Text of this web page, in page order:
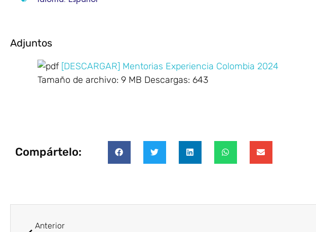
Adjuntos
[DESCARGAR] Mentorias Experiencia Colombia 2024
Tamaño de archivo: 9 MB Descargas: 643
Compártelo:
Anterior